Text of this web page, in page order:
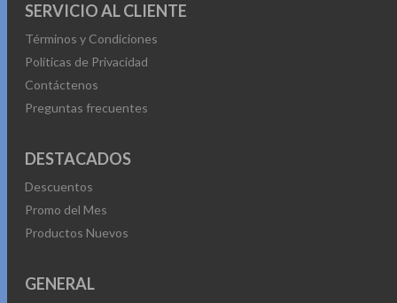
SERVICIO AL CLIENTE
Términos y Condiciones
Políticas de Privacidad
Contáctenos
Preguntas frecuentes
DESTACADOS
Descuentos
Promo del Mes
Productos Nuevos
GENERAL